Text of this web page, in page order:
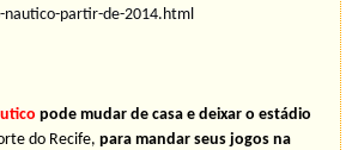
nautico-partir-de-2014.html
pode mudar de casa e deixar o estádio
do Recife, para mandar seus jogos na